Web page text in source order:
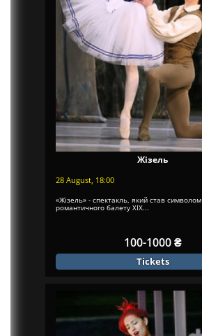
Жізель
28 August, 18:00
«Жізель» - спектакль, який став символом
романтичного балету XIX...
100-1000 ₴
Tickets